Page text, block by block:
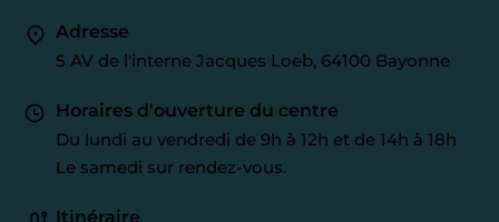
Adresse
5 AV de l'interne Jacques Loeb, 64100 Bayonne
Horaires d'ouverture du centre
Du lundi au vendredi de 9h à 12h et de 14h à 18h
Le samedi sur rendez-vous.
Itinéraire